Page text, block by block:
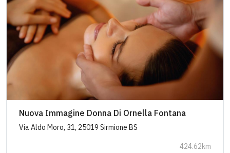
Nuova Immagine Donna Di Ornella Fontana
Via Aldo Moro, 31, 25019 Sirmione BS
424.62km